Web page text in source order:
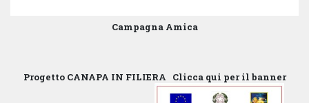
Campagna Amica
Progetto CANAPA IN FILIERA Clicca qui per il banner